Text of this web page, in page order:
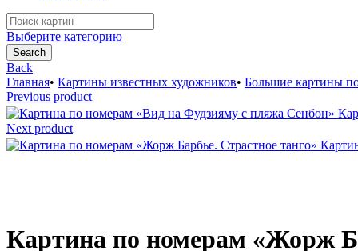
Search
for:
Выберите категорию
Search
Back
Главная• Картины известных художников• Большие картины
Previous product
Next product
Картина по номерам «Жорж